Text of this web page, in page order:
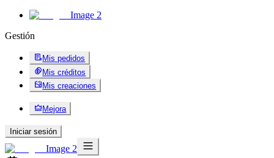
Image 2
Gestión
Mis pedidos
Mis créditos
Mis creaciones
Mejora
Iniciar sesión
Image 2